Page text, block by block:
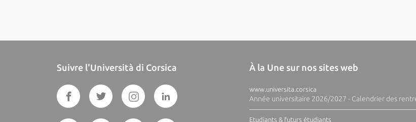
Suivre l'Università di Corsica À la Une sur nos sites web
www.universita.corsica
Année universitaire 2026/2027 - Calendrier des
Etudiants & futurs étudiants